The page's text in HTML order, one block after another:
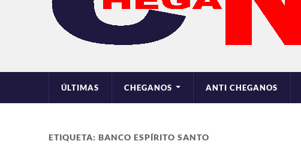
ÚLTIMAS CHEGANOS ANTI CHEGANOS
ETIQUETA: BANCO ESPÍRITO SANTO